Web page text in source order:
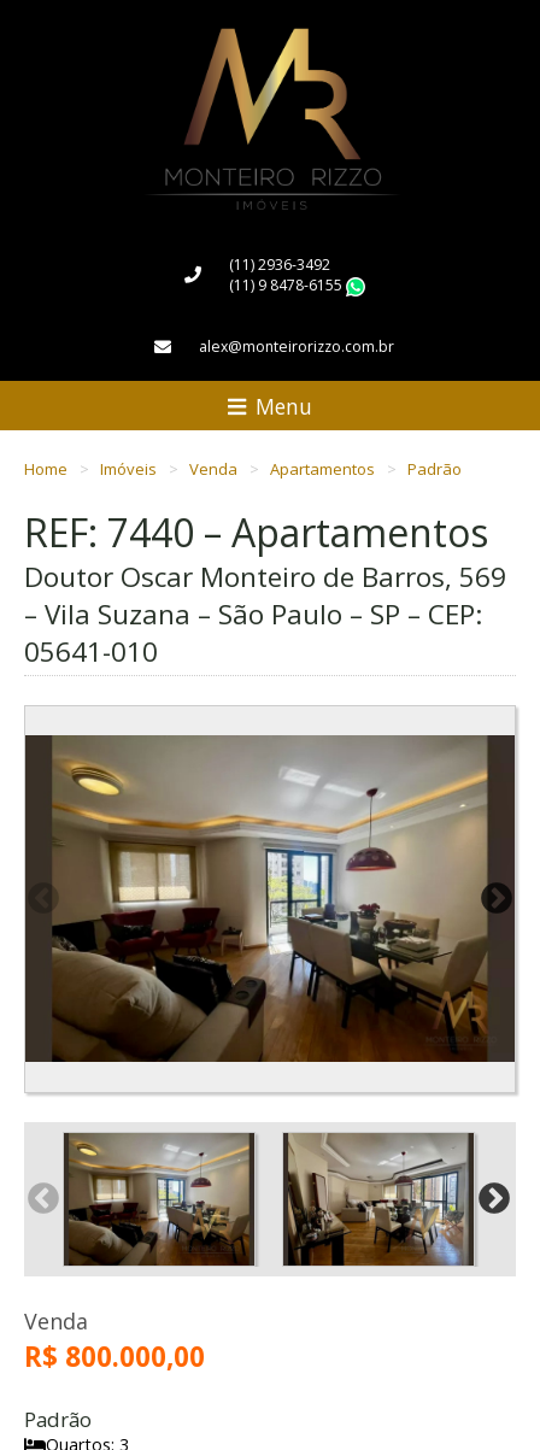
(11) 2936-3492
(11) 9 8478-6155
alex@monteirorizzo.com.br
Menu
Home Imóveis Venda Apartamentos Padrão
REF: 7440 – Apartamentos
Doutor Oscar Monteiro de Barros, 569
– Vila Suzana – São Paulo – SP – CEP:
05641-010
Venda
R$ 800.000,00
Padrão
Quartos: 3